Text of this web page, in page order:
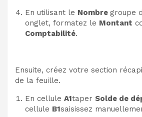
En utilisant le Nombre groupe
onglet, formatez le Montant
Comptabilité.
Ensuite, créez votre section
de la feuille.
En cellule A1taper Solde de
cellule B1saisissez